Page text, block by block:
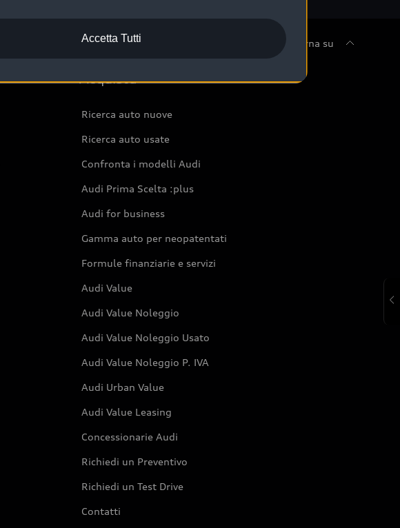
Torna su
Acquista
Ricerca auto nuove
Ricerca auto usate
Confronta i modelli Audi
Audi Prima Scelta :plus
Audi for business
Gamma auto per neopatentati
Formule finanziarie e servizi
Audi Value
Audi Value Noleggio
Audi Value Noleggio Usato
Audi Value Noleggio P. IVA
Audi Urban Value
Audi Value Leasing
Concessionarie Audi
Richiedi un Preventivo
Richiedi un Test Drive
Contatti
Accetta Tutti